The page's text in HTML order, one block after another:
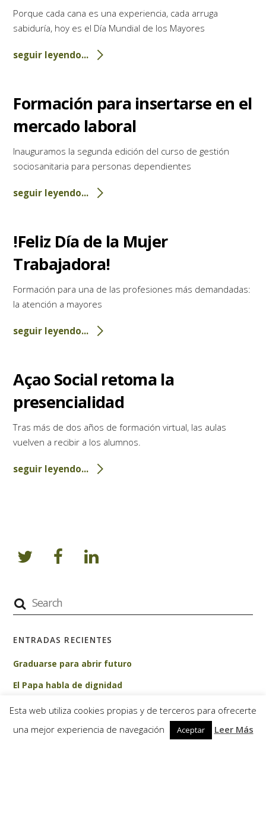
Porque cada cana es una experiencia, cada arruga
sabiduría, hoy es el Día Mundial de los Mayores
seguir leyendo...
Formación para insertarse en el
mercado laboral
Inauguramos la segunda edición del curso de gestión
sociosanitaria para personas dependientes
seguir leyendo...
!Feliz Día de la Mujer
Trabajadora!
Formación para una de las profesiones más demandadas:
la atención a mayores
seguir leyendo...
Açao Social retoma la
presencialidad
Tras más de dos años de formación virtual, las aulas
vuelven a recibir a los alumnos.
seguir leyendo...
ENTRADAS RECIENTES
Graduarse para abrir futuro
El Papa habla de dignidad
La escuela que cambio Lindéia
Patricio Larrosa, nuevo obispo de Danli
Esta web utiliza cookies propias y de terceros para ofrecerte
una mejor experiencia de navegación
Aceptar Leer Más